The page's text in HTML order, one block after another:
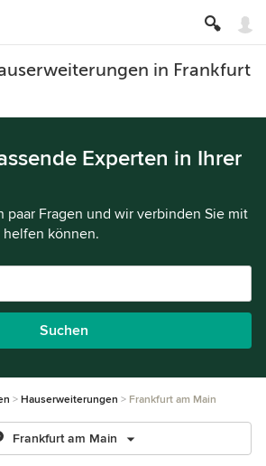
in Frankfurt
Experten in Ihrer
paar Fragen und wir verbinden Sie mit
können.
Suchen
Hauserweiterungen Frankfurt am Main
Frankfurt am Main